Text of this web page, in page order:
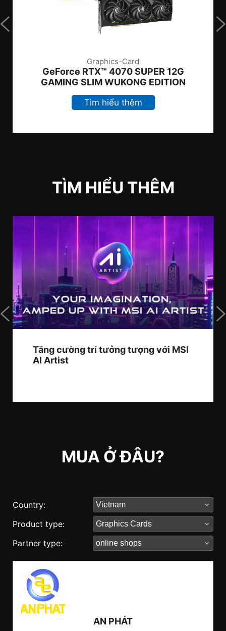
Graphics-Card
GeForce RTX™ 4070 SUPER 12G
GAMING SLIM WUKONG EDITION
Tìm hiểu thêm
TÌM HIỂU THÊM
Tăng cường trí tưởng tượng với MSI
AI Artist
MUA Ở ĐÂU?
Country:
Product type:
Partner type:
AN PHÁT